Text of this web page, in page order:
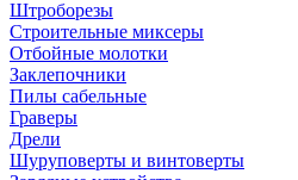
Штроборезы
Строительные миксеры
Отбойные молотки
Заклепочники
Пилы сабельные
Граверы
Дрели
Шуруповерты и винтоверты